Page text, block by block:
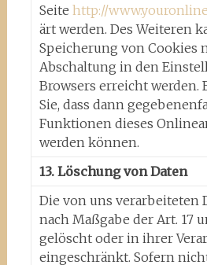
Seite http://
ärt werden. Des Weiteren
Speicherung von Cookies
Abschaltung in den
Browsers erreicht werden.
Sie, dass dann
Funktionen dieses
werden können.
13. Löschung von Daten
Die von uns verarbeiteten
nach Maßgabe der Art. 17
gelöscht oder in ihrer
eingeschränkt. Sofern